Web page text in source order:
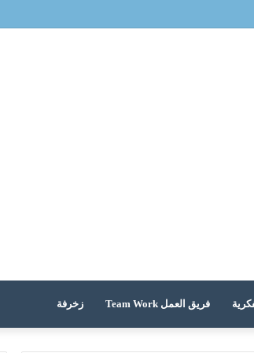
فريق العمل Team Work زخرفة